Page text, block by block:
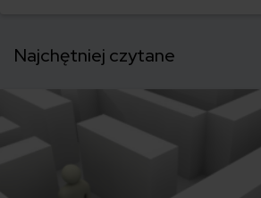
Najchętniej czytane